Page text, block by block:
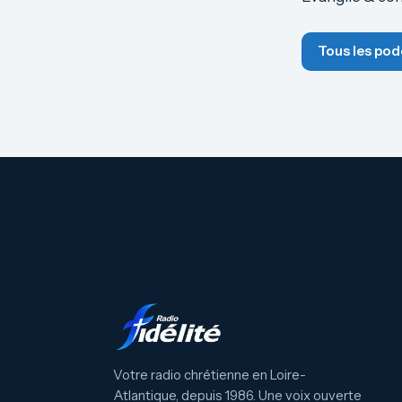
Tous les
Votre radio chrétienne en Loire-
Atlantique, depuis 1986. Une voix ouverte